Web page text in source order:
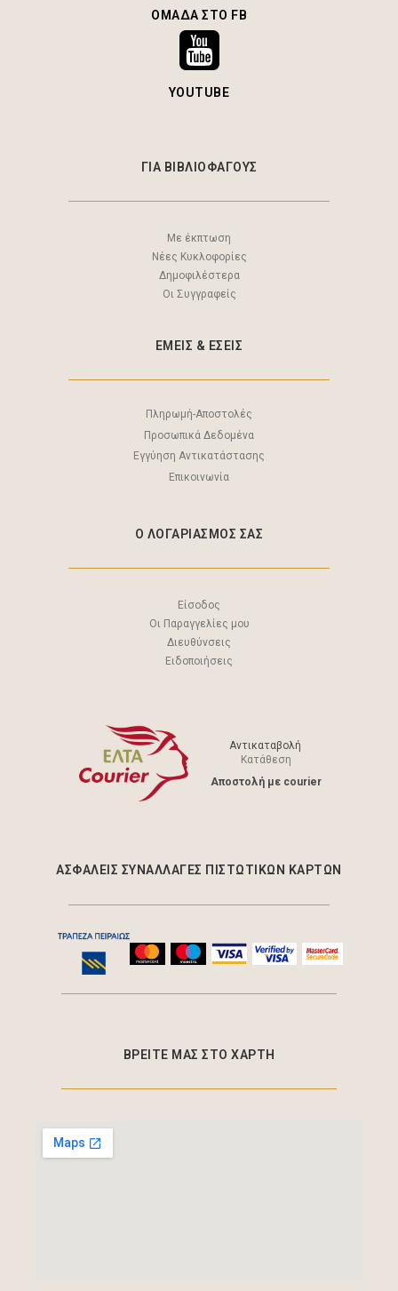
ΟΜΆΔΑ ΣΤΟ FB
YOUTUBE
ΓΙΑ ΒΙΒΛΙΟΦΑΓΟΥΣ
Με έκπτωση
Νέες Κυκλοφορίες
Δημοφιλέστερα
Οι Συγγραφείς
ΕΜΕΙΣ & EΣΕΙΣ
Πληρωμή-Αποστολές
Προσωπικά Δεδομένα
Εγγύηση Αντικατάστασης
Επικοινωνία
Ο ΛΟΓΑΡΙΑΣΜΟΣ ΣΑΣ
Είσοδος
Οι Παραγγελίες μου
Διευθύνσεις
Ειδοποιήσεις
Αντικαταβολή
Κατάθεση
Aποστολή με courier
ΑΣΦΑΛΕΊΣ ΣΥΝΑΛΛΑΓΈΣ ΠΙΣΤΩΤΙΚΩΝ ΚΑΡΤΩΝ
ΒΡΕΙΤΕ ΜΑΣ ΣΤΟ ΧΑΡΤΗ